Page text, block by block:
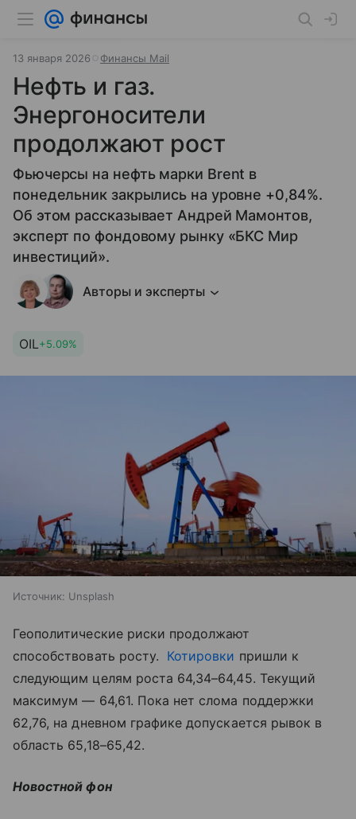
13 января 2026 Финансы Mail
Нефть и газ.
Энергоносители
продолжают рост
Фьючерсы на нефть марки Brent в
понедельник закрылись на уровне +0,84%.
Об этом рассказывает Андрей Мамонтов,
эксперт по фондовому рынку «БКС Мир
инвестиций».
Авторы и эксперты
OIL+5.09%
Источник: Unsplash
Геополитические риски продолжают
способствовать росту. Котировки пришли к
следующим целям роста 64,34–64,45. Текущий
максимум — 64,61. Пока нет слома поддержки
62,76, на дневном графике допускается рывок в
область 65,18–65,42.
Новостной фон